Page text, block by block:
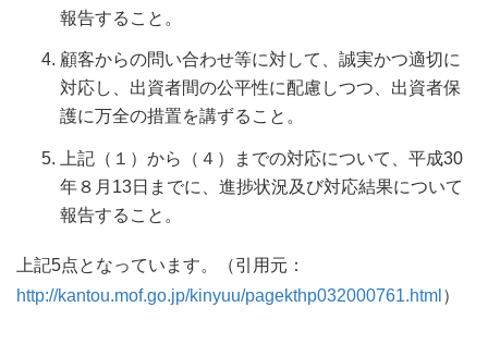
報告すること。
顧客からの問い合わせ等に対して、誠実かつ適切に
対応し、出資者間の公平性に配慮しつつ、出資者保
護に万全の措置を講ずること。
上記（１）から（４）までの対応について、平成30
年８月13日までに、進捗状況及び対応結果について
報告すること。
上記5点となっています。（引用元：
http://kantou.mof.go.jp/kinyuu/pagekthp032000761.html ）